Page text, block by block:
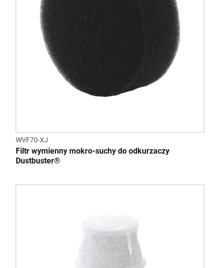
WVF70-XJ
Filtr wymienny mokro-suchy do odkurzaczy
Dustbuster®